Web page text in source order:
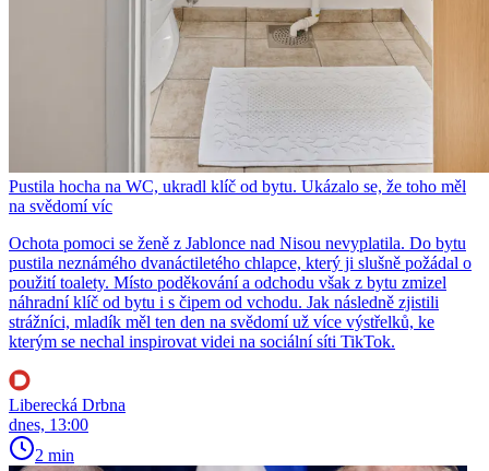
Pustila hocha na WC, ukradl klíč od bytu. Ukázalo se, že toho měl
na svědomí víc
Ochota pomoci se ženě z Jablonce nad Nisou nevyplatila. Do bytu
pustila neznámého dvanáctiletého chlapce, který ji slušně požádal o
použití toalety. Místo poděkování a odchodu však z bytu zmizel
náhradní klíč od bytu i s čipem od vchodu. Jak následně zjistili
strážníci, mladík měl ten den na svědomí už více výstřelků, ke
kterým se nechal inspirovat videi na sociální síti TikTok.
Liberecká Drbna
dnes, 13:00
2 min